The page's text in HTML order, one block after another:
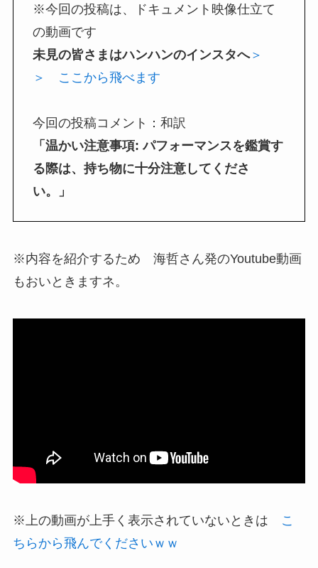
※今回の投稿は、ドキュメント映像仕立て
の動画です
未見の皆さまはハンハンのインスタへ＞
＞ ここから飛べます
今回の投稿コメント：和訳
「温かい注意事項: パフォーマンスを鑑賞す
る際は、持ち物に十分注意してくださ
い。」
※内容を紹介するため 海哲さん発のYoutube動画
もおいときますネ。
※上の動画が上手く表示されていないときは
こ
ちらから飛んでくださいｗｗ